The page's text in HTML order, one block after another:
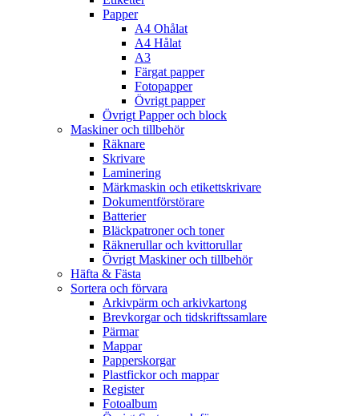
Papper
A4 Ohålat
A4 Hålat
A3
Färgat papper
Fotopapper
Övrigt papper
Övrigt Papper och block
Maskiner och tillbehör
Räknare
Skrivare
Laminering
Märkmaskin och etikettskrivare
Dokumentförstörare
Batterier
Bläckpatroner och toner
Räknerullar och kvittorullar
Övrigt Maskiner och tillbehör
Häfta & Fästa
Sortera och förvara
Arkivpärm och arkivkartong
Brevkorgar och tidskriftssamlare
Pärmar
Mappar
Papperskorgar
Plastfickor och mappar
Register
Fotoalbum